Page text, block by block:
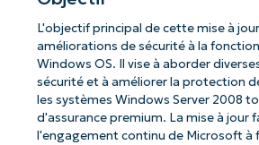
L'objectif principal de cette mise à
améliorations de sécurité à la
Windows OS. Il vise à aborder
sécurité et à améliorer la protection
les systèmes Windows Server 2008
d'assurance premium. La mise à jour
l'engagement continu de Microsoft à